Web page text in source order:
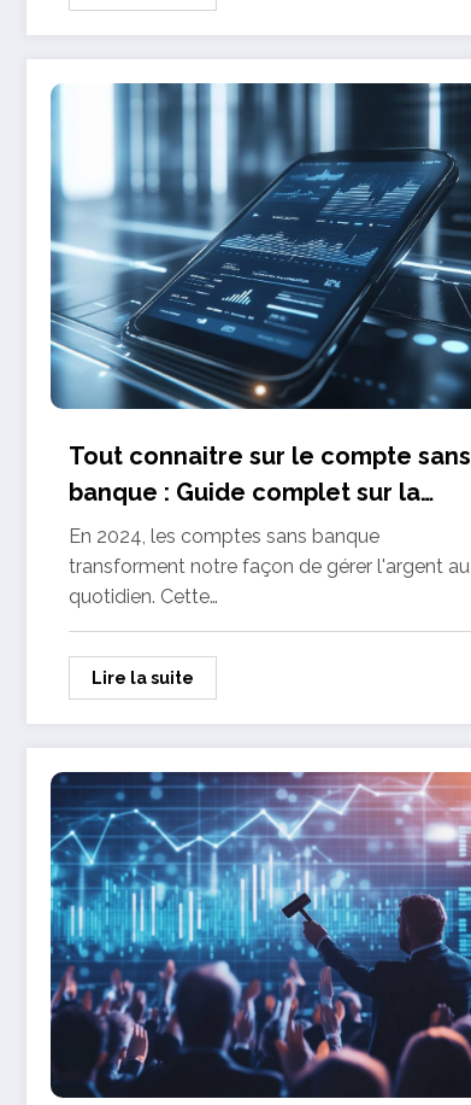
Tout connaitre sur le compte sans
banque : Guide complet sur la
securite et la fiabilite en 2024
En 2024, les comptes sans banque
transforment notre façon de gérer l'argent au
quotidien. Cette…
Lire la suite